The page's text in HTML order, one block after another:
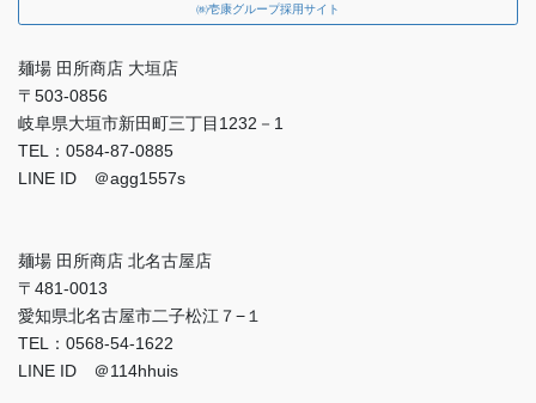
㈱壱康グループ採用サイト
麺場 田所商店 大垣店
〒503-0856
岐阜県大垣市新田町三丁目1232－1
TEL：0584-87-0885
LINE ID ＠agg1557s
麺場 田所商店 北名古屋店
〒481-0013
愛知県北名古屋市二子松江７−１
TEL：0568-54-1622
LINE ID ＠114hhuis